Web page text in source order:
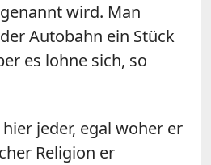
wird. Man
Autobahn ein Stück
es lohne sich, so
jeder, egal woher er
Religion er